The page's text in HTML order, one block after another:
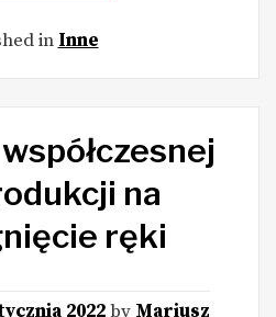
in Inne
na
ręki
2022by Mariusz